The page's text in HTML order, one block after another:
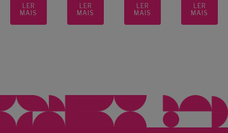
LER
MAIS
LER
MAIS
LER
MAIS
LER
MAIS